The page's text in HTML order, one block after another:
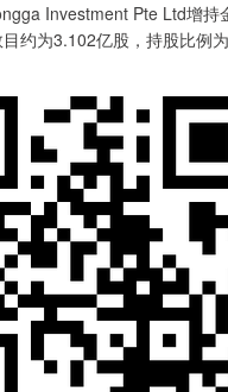
Investment Pte Ltd增持
约为3.102亿股，持股比例为